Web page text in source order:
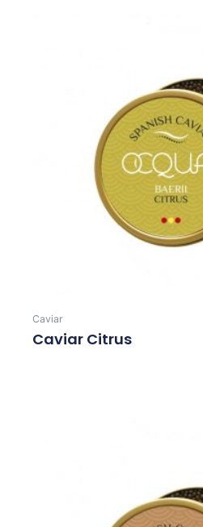
Caviar
Caviar Citrus